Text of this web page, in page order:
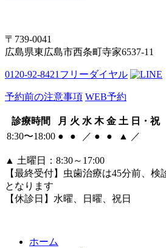
〒739-0041
広島県東広島市西条町寺家6537-11
0120-92-8421 フリーダイヤル
予約前の注意事項 WEB予約
診療時間 月 火 水 木 金 土 日・祝
8:30〜18:00 ● ● ／ ● ● ▲ ／
▲ 土曜日：8:30～17:00
【最終受付】虫歯治療は45分前、
となります
【休診日】水曜、日曜、祝日
ホーム